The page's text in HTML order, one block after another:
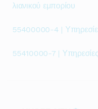
λιανικού εμπορίου
55400000-4 |
55410000-7 | Υπηρεσίες